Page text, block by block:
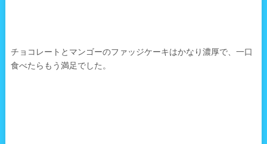
チョコレートとマンゴーのファッジケーキはかなり濃厚で、一口
食べたらもう満足でした。